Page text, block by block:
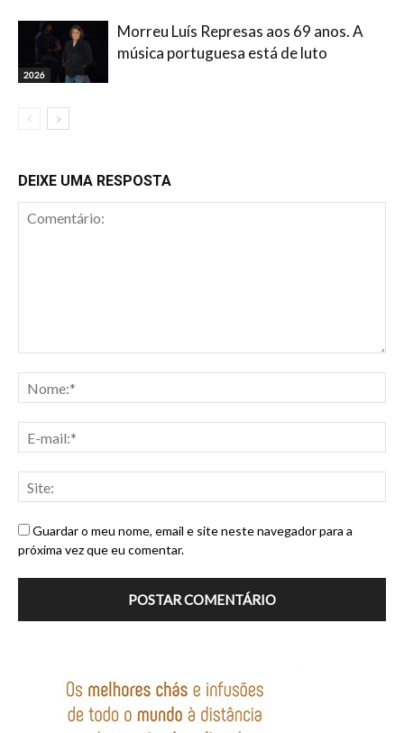
2026
Morreu Luís Represas aos 69 anos. A
música portuguesa está de luto
DEIXE UMA RESPOSTA
Guardar o meu nome, email e site neste navegador para a
próxima vez que eu comentar.